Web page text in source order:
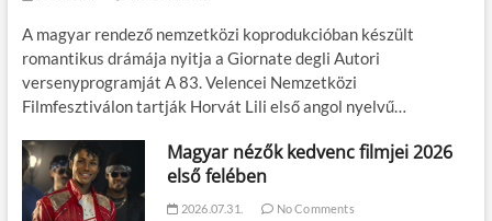
A magyar rendező nemzetközi koprodukcióban készült
romantikus drámája nyitja a Giornate degli Autori
versenyprogramját A 83. Velencei Nemzetközi
Filmfesztiválon tartják Horvát Lili első angol nyelvű…
Magyar nézők kedvenc filmjei 2026
első felében
2026.07.31. No Comments